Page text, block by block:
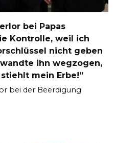
bei Papas
Kontrolle, weil ich
nicht geben
ihn wegzogen,
mein Erbe!”
bei der Beerdigung